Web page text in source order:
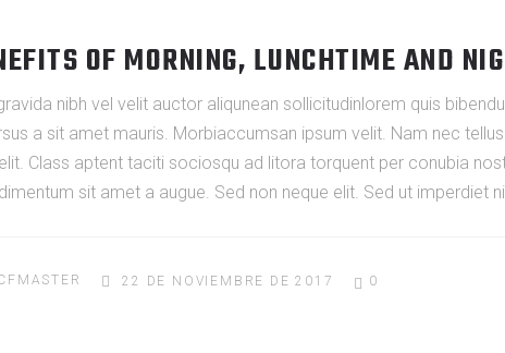
OF MORNING, LUNCHTIME AND
nibh vel velit auctor aliqunean sollicitudinlorem quis
a sit amet mauris. Morbiaccumsan ipsum velit. Nam nec
Class aptent taciti sociosqu ad litora torquent per conubia
sit amet a augue. Sed non neque elit. Sed ut imperdiet
22 DE NOVIEMBRE DE 2017 0